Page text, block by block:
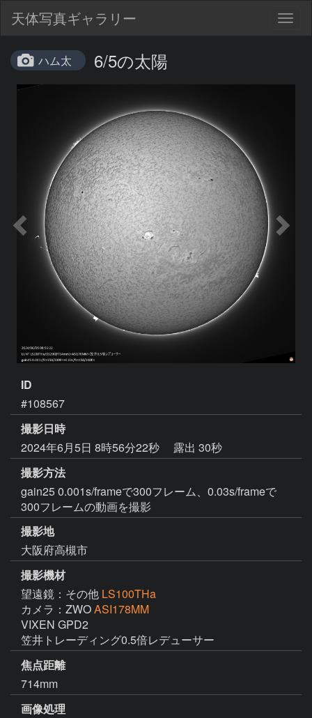
天体写真ギャラリー
ハム太 6/5の太陽
ID
#108567
撮影日時
2024年6月5日 8時56分22秒
露出 30秒
撮影方法
gain25 0.001s/frameで300フレーム、0.03s/frameで
300フレームの動画を撮影
撮影地
大阪府高槻市
撮影機材
望遠鏡：その他 LS100THa
カメラ：ZWOASI178MM
VIXEN GPD2
笠井トレーディング0.5倍レデューサー
焦点距離
714mm
画像処理